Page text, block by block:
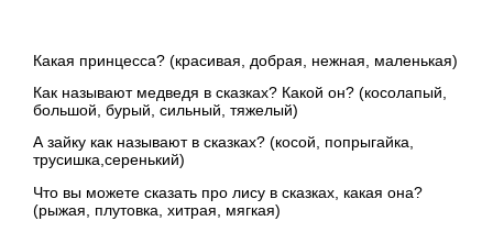
Какая принцесса? (красивая, добрая, нежная, маленькая)
Как называют медведя в сказках? Какой он? (косолапый,
большой, бурый, сильный, тяжелый)
А зайку как называют в сказках? (косой, попрыгайка,
трусишка,серенький)
Что вы можете сказать про лису в сказках, какая она?
(рыжая, плутовка, хитрая, мягкая)